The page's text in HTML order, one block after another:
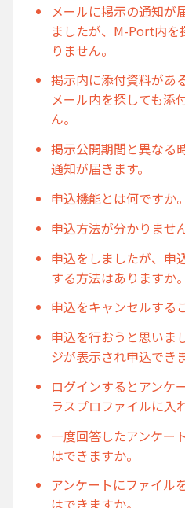
メールに掲示の通知が
ましたが、M-Port内を
りません。
掲示内に添付資料があ
メール内を探しても添
ん。
掲示公開期間と異なる
通知が届きます。
申込機能とは何ですか。
申込方法が分かりませ
申込をしましたが、申
する方法はありますか。
申込をキャンセルする
申込を行おうと思いま
ジが表示され申込でき
ログインするとアンケ
ラスプロファイルに入
一度回答したアンケー
はできますか。
アンケートにファイル